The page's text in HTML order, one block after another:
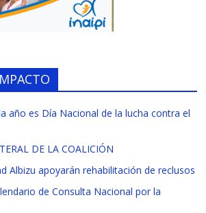
año es Día Nacional de la lucha contra el
DE LA COALICIÓN
Albizu apoyarán rehabilitación de reclusos
de Consulta Nacional por la